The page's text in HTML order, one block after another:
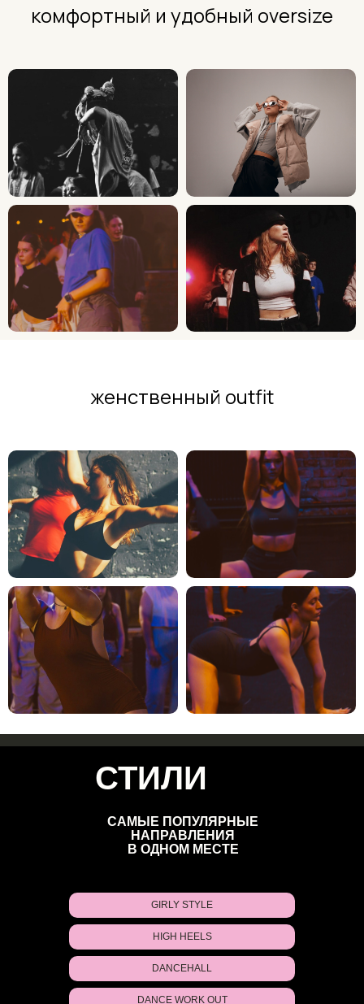
комфортный и удобный oversize
женственный outfit
СТИЛИ
САМЫЕ ПОПУЛЯРНЫЕ
НАПРАВЛЕНИЯ
В ОДНОМ МЕСТЕ
GIRLY STYLE
HIGH HEELS
DANCEHALL
DANCE WORK OUT